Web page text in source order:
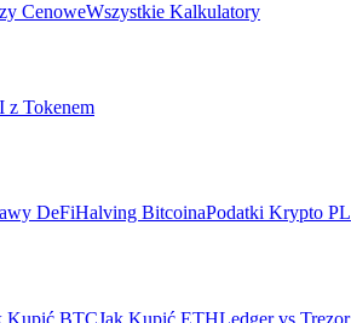
CenoweWszystkie Kalkulatory
z Tokenem
DeFiHalving BitcoinaPodatki Krypto PL
Kupić BTCJak Kupić ETHLedger vs Trezor